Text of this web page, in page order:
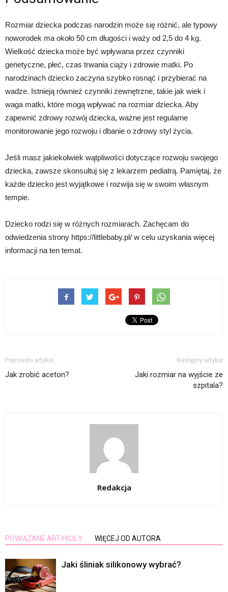
Rozmiar dziecka podczas narodzin może się różnić, ale typowy
noworodek ma około 50 cm długości i waży od 2,5 do 4 kg.
Wielkość dziecka może być wpływana przez czynniki
genetyczne, płeć, czas trwania ciąży i zdrowie matki. Po
narodzinach dziecko zaczyna szybko rosnąć i przybierać na
wadze. Istnieją również czynniki zewnętrzne, takie jak wiek i
waga matki, które mogą wpływać na rozmiar dziecka. Aby
zapewnić zdrowy rozwój dziecka, ważne jest regularne
monitorowanie jego rozwoju i dbanie o zdrowy styl życia.
Jeśli masz jakiekolwiek wątpliwości dotyczące rozwoju swojego
dziecka, zawsze skonsultuj się z lekarzem pediatrą. Pamiętaj, że
każde dziecko jest wyjątkowe i rozwija się w swoim własnym
tempie.
Dziecko rodzi się w różnych rozmiarach. Zachęcam do
odwiedzenia strony https://littlebaby.pl/ w celu uzyskania więcej
informacji na ten temat.
Poprzedni artykuł
Jak zrobić aceton?
Następny artykuł
Jaki rozmiar na wyjście ze
szpitala?
Redakcja
POWIĄZANE ARTYKUŁY WIĘCEJ OD AUTORA
Jaki śliniak silikonowy wybrać?